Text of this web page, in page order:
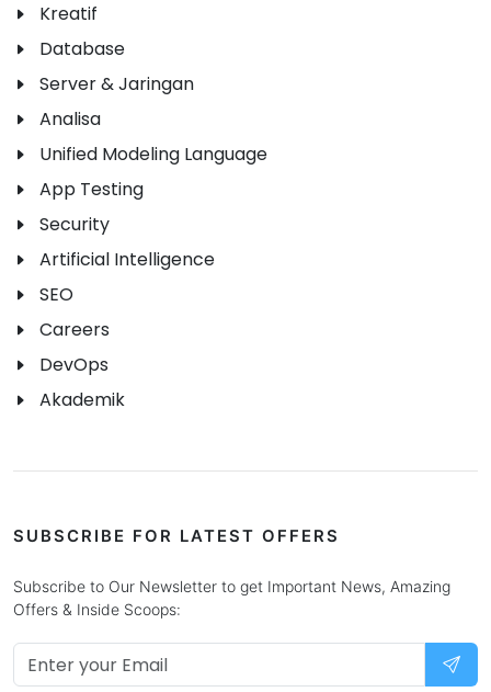
Kreatif
Database
Server & Jaringan
Analisa
Unified Modeling Language
App Testing
Security
Artificial Intelligence
SEO
Careers
DevOps
Akademik
SUBSCRIBE FOR LATEST OFFERS
Subscribe to Our Newsletter to get Important News, Amazing
Offers & Inside Scoops: